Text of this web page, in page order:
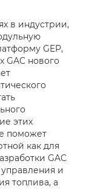
в индустрии,
GEP,
GAC нового
этих
поможет
как для
GAC
и
топлива, а